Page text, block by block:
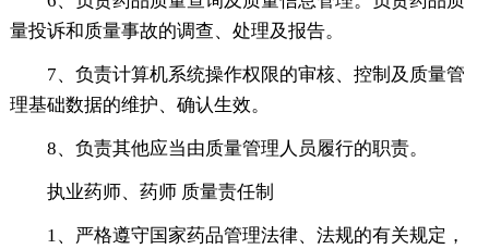
量投诉和质量事故的调查、处理及报告。
7、负责计算机系统操作权限的审核、控制及质量管
理基础数据的维护、确认生效。
8、负责其他应当由质量管理人员履行的职责。
执业药师、药师 质量责任制
1、严格遵守国家药品管理法律、法规的有关规定，